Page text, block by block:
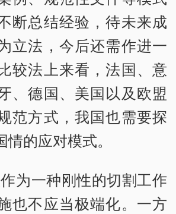
断总结经验，待未来成
立法，今后还需作进一
较法上来看，法国、意
、德国、美国以及欧盟
范方式，我国也需要探
的应对模式。
一种刚性的切割工作
也不应当极端化。一方